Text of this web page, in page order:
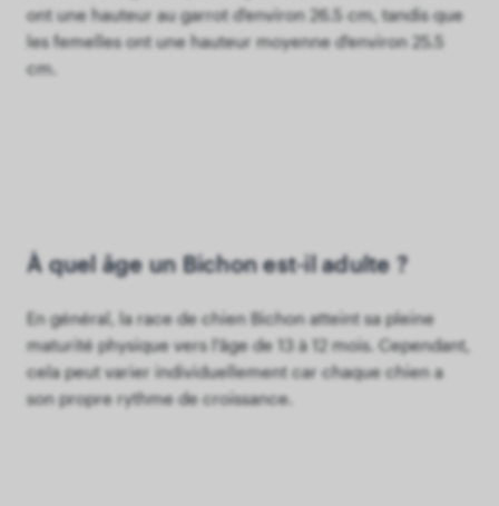
ont une hauteur au garrot d'environ 26.5 cm, tandis que
les femelles ont une hauteur moyenne d'environ 25.5
cm.
À quel âge un Bichon est-il adulte ?
En général, la race de chien Bichon atteint sa pleine
maturité physique vers l'âge de 13 à 12 mois. Cependant,
cela peut varier individuellement car chaque chien a
son propre rythme de croissance.